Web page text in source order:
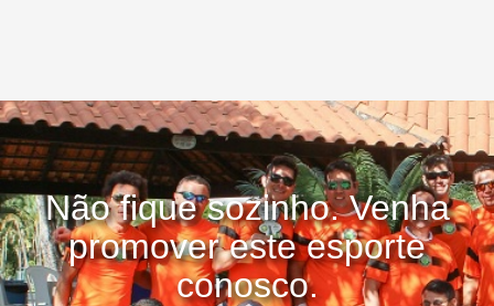
Não fique sozinho. Venha
promover este esporte
conosco.